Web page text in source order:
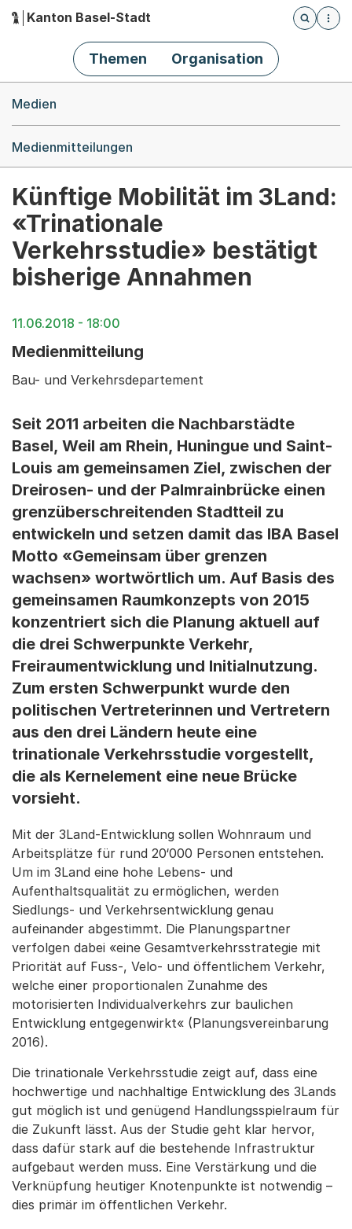
Hauptnavigation
Kanton Basel-Stadt
Öffnet
Themen Organisation
Medien
Medienmitteilungen
Künftige Mobilität im 3Land:
«Trinationale
Verkehrsstudie» bestätigt
bisherige Annahmen
11.06.2018 - 18:00
Medienmitteilung
Bau- und Verkehrsdepartement
Seit 2011 arbeiten die Nachbarstädte
Basel, Weil am Rhein, Huningue und Saint-
Louis am gemeinsamen Ziel, zwischen der
Dreirosen- und der Palmrainbrücke einen
grenzüberschreitenden Stadtteil zu
entwickeln und setzen damit das IBA Basel
Motto «Gemeinsam über grenzen
wachsen» wortwörtlich um. Auf Basis des
gemeinsamen Raumkonzepts von 2015
konzentriert sich die Planung aktuell auf
die drei Schwerpunkte Verkehr,
Freiraumentwicklung und Initialnutzung.
Zum ersten Schwerpunkt wurde den
politischen Vertreterinnen und Vertretern
aus den drei Ländern heute eine
trinationale Verkehrsstudie vorgestellt,
die als Kernelement eine neue Brücke
vorsieht.
Mit der 3Land-Entwicklung sollen Wohnraum und
Arbeitsplätze für rund 20‘000 Personen entstehen.
Um im 3Land eine hohe Lebens- und
Aufenthaltsqualität zu ermöglichen, werden
Siedlungs- und Verkehrsentwicklung genau
aufeinander abgestimmt. Die Planungspartner
verfolgen dabei «eine Gesamtverkehrsstrategie mit
Priorität auf Fuss-, Velo- und öffentlichem Verkehr,
welche einer proportionalen Zunahme des
motorisierten Individualverkehrs zur baulichen
Entwicklung entgegenwirkt« (Planungsvereinbarung
2016).
Die trinationale Verkehrsstudie zeigt auf, dass eine
hochwertige und nachhaltige Entwicklung des 3Lands
gut möglich ist und genügend Handlungsspielraum für
die Zukunft lässt. Aus der Studie geht klar hervor,
dass dafür stark auf die bestehende Infrastruktur
aufgebaut werden muss. Eine Verstärkung und die
Verknüpfung heutiger Knotenpunkte ist notwendig –
dies primär im öffentlichen Verkehr.